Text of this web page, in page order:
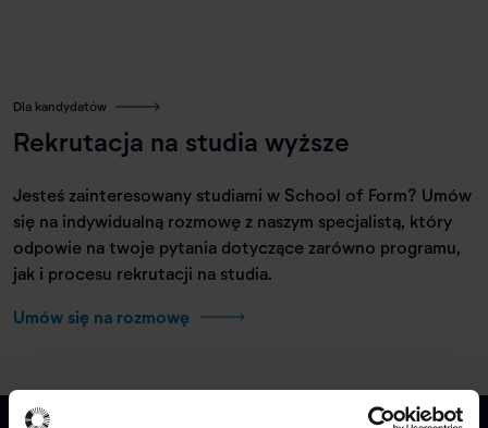
Dla kandydatów
Rekrutacja na studia wyższe
Jesteś zainteresowany studiami w School of Form? Umów
się na indywidualną rozmowę z naszym specjalistą, który
odpowie na twoje pytania dotyczące zarówno programu,
jak i procesu rekrutacji na studia.
Umów się na rozmowę